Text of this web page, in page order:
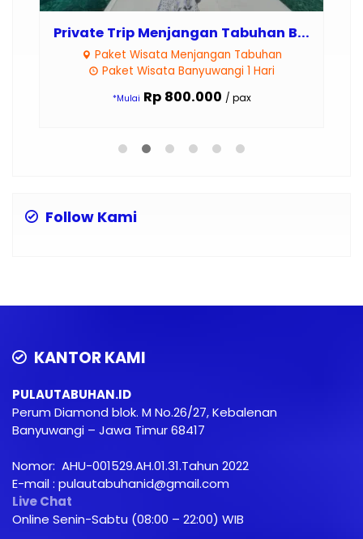
Private Trip Menjangan Tabuhan B...
Paket Wisata Menjangan Tabuhan
Paket Wisata Banyuwangi 1 Hari
*Mulai Rp 800.000 / pax
Follow Kami
KANTOR KAMI
PULAUTABUHAN.ID
Perum Diamond blok. M No.26/27, Kebalenan
Banyuwangi – Jawa Timur 68417
Nomor: AHU-001529.AH.01.31.Tahun 2022
E-mail : pulautabuhanid@gmail.com
Live Chat
Online Senin-Sabtu (08:00 – 22:00) WIB